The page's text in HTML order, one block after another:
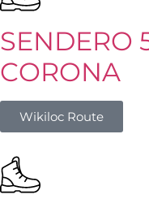
SENDERO
CORONA
Wikiloc Route